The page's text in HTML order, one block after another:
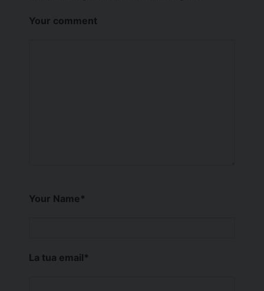
Your comment
Your Name*
La tua email*